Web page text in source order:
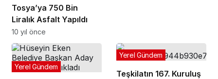
Tosya’ya 750 Bin
Liralık Asfalt Yapıldı
10 yıl önce
Yerel Gündem
Teşkilatın 167. Kuruluş
Yerel Gündem